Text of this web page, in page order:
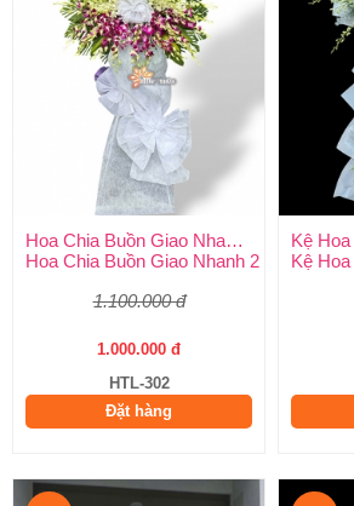
Hoa Chia Buồn Giao Nhanh 2 Giờ
Hoa Chia Buồn Giao Nhanh 2 Giờ –
1.100.000 đ
1.000.000 đ
HTL-302
Đặt hàng
Kệ